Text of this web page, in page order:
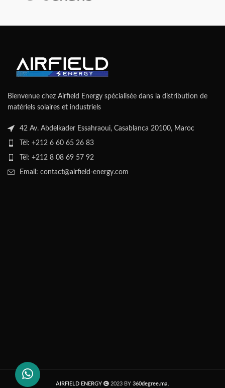
Bienvenue chez Airfield Energy spécialisée dans la distribution de
matériels solaires et industriels
42 Av. Abdelkader Essahraoui, Casablanca 20100, Maroc
Tél: +212 6 60 65 26 83
Tél: +212 8 08 69 57 92
Email: contact@airfield-energy.com
AIRFIELD ENERGY 2023 BY 360degree.ma